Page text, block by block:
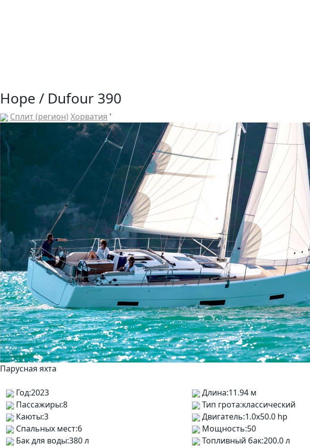
Hope / Dufour 390
Сплит (регион) Хорватия '
Парусная яхта
Год:2023
Пассажиры:8
Каюты:3
Спальных мест:6
Бак для воды:380 л
Длина:11.94 м
Тип грота:классический
Двигатель:1.0x50.0 hp
Мощность:50
Топливный бак:200.0 л